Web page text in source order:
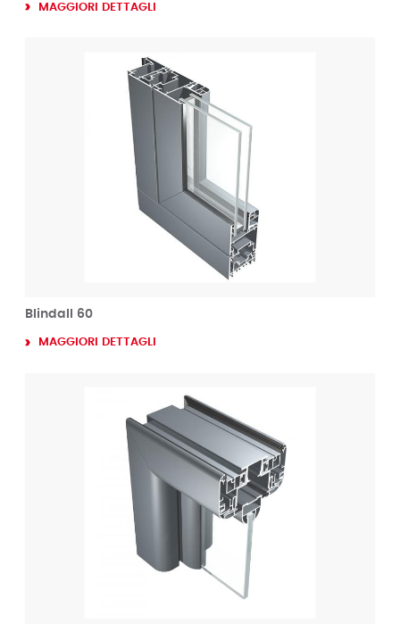
MAGGIORI DETTAGLI
Blindall 60
MAGGIORI DETTAGLI